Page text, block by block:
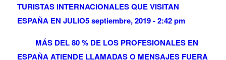
TURISTAS INTERNACIONALES QUE VISITAN
ESPAÑA EN JULIO5 septiembre, 2019 - 2:42 pm
MÁS DEL 80 % DE LOS PROFESIONALES EN
ESPAÑA ATIENDE LLAMADAS O MENSAJES FUERA